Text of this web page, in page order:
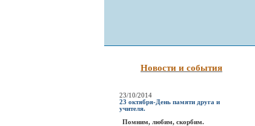
Новости и события
23/10/2014
23 октября-День памяти друга и
учителя.
Помним, любим, скорбим.